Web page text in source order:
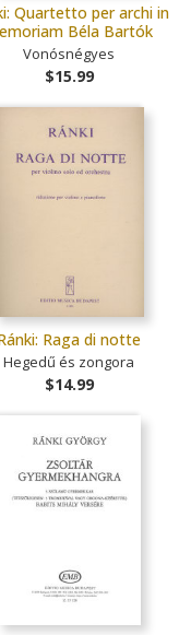
Quartetto per archi in
Béla Bartók
Vonósnégyes
$15.99
Raga di notte
Hegedű és zongora
$14.99